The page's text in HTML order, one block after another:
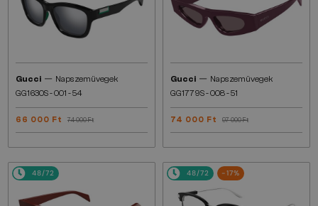
Gucci — Napszemüvegek
GG1630S - 001 - 54
66 000 Ft 74 000 Ft
Gucci — Napszemüvegek
GG1779S - 008 - 51
74 000 Ft 97 000 Ft
48/72 48/72 -17%